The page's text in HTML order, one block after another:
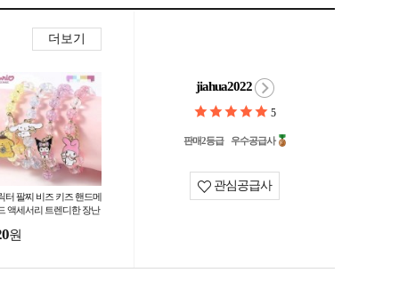
더보기
터 팔찌 비즈 키즈 핸드메
액세서리 트렌디한 장난
원
jiahua2022
5
판매2등급 우수공급사
관심공급사